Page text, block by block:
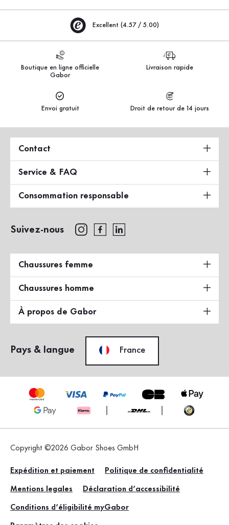
Excellent (4.57 / 5.00)
Boutique en ligne officielle
Gabor
Livraison rapide
Envoi gratuit Droit de retour de 14 jours
Contact
Service & FAQ
Consommation responsable
Suivez-nous
Chaussures femme
Chaussures homme
À propos de Gabor
Pays & langue France
Copyright ©2026 Gabor Shoes GmbH
Expédition et paiement Politique de confidentialité
Mentions legales Déclaration d’accessibilité
Conditions d’éligibilité myGabor